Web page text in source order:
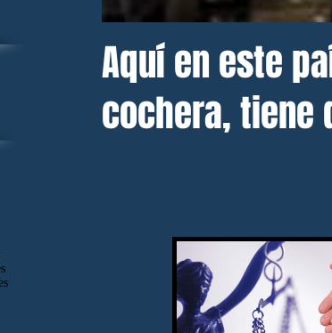
Aquí en este
cochera, tiene
mover el